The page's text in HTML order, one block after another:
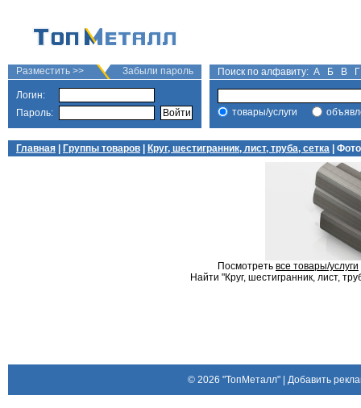
Разместить >> Забыли пароль
Логин:
Пароль:
Поиск по алфавиту: А Б В Г
товары/услуги
Главная Группы товаров Круг, шестигранник, лист, труба, сетка | Фото
Посмотреть все товары/услуги
Найти "Круг, шестигранник, лист,
© 2026 "ТопМеталл"| Добавить